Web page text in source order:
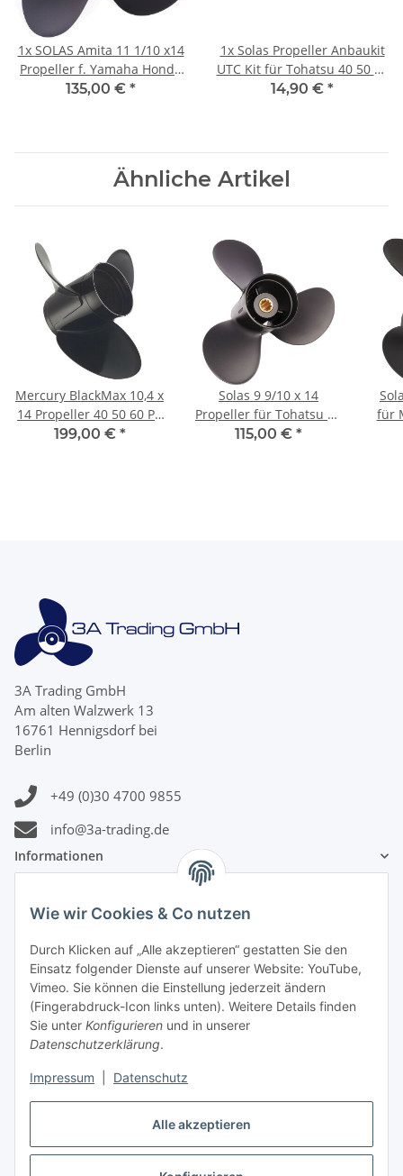
Alle akzeptieren
Wie wir Cookies & Co nutzen
Durch Klicken auf „Alle akzeptieren“ gestatten Sie den
Einsatz folgender Dienste auf unserer Website: YouTube,
Vimeo. Sie können die Einstellung jederzeit ändern
(Fingerabdruck-Icon links unten). Weitere Details finden
Sie unter Konfigurieren und in unserer
Datenschutzerklärung.
Impressum Datenschutz
1x SOLAS Amita 11 1/10 x14
Propeller f. Yamaha Honda
40-60PS 3-1/2"Getriebe
135,00 € *
1x Solas Propeller Anbaukit
UTC Kit für Tohatsu 40 50 60
PS Andruckscheibe
14,90 € *
Ähnliche Artikel
Mercury BlackMax 10,4 x
14 Propeller 40 50 60 PS
3 Blatt 13 Zähne
199,00 € *
Solas 9 9/10 x 14
Propeller für Tohatsu 25
30 PS 3 Blatt 10 Zähne
115,00 € *
für
3A Trading GmbH
Am alten Walzwerk 13
16761 Hennigsdorf bei
Berlin
+49 (0)30 4700 9855
info@3a-trading.de
Informationen
Gesetzliche Informationen
Zahlungsinformationen
Versandinformationen